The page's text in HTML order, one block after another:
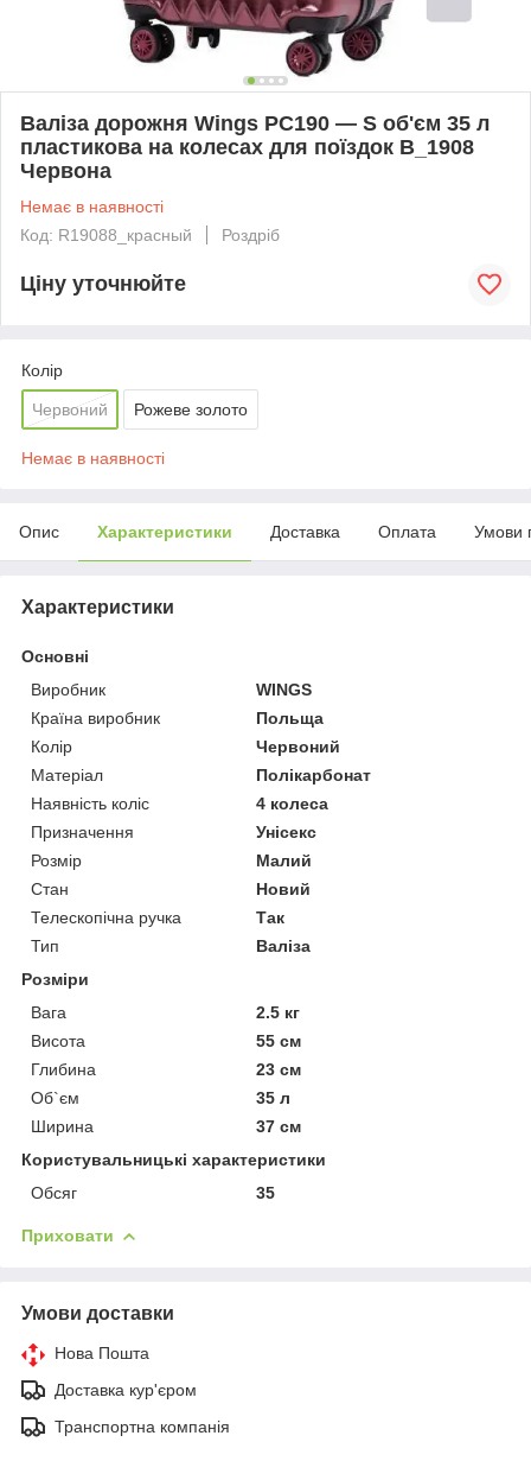
Валіза дорожня Wings PC190 — S об'єм 35 л
пластикова на колесах для поїздок B_1908
Червона
Немає в наявності
Код: R19088_красный
Роздріб
Ціну уточнюйте
Колір
Червоний Рожеве золото
Немає в наявності
Опис Характеристики Доставка Оплата Умови
Характеристики
Основні
Виробник
WINGS
Країна виробник
Польща
Колір
Червоний
Матеріал
Полікарбонат
Наявність коліс
4 колеса
Призначення
Унісекс
Розмір
Малий
Стан
Новий
Телескопічна ручка
Так
Тип
Валіза
Розміри
Вага
2.5 кг
Висота
55 см
Глибина
23 см
Об`єм
35 л
Ширина
37 см
Користувальницькі характеристики
Обсяг
35
Приховати
Умови доставки
Нова Пошта
Доставка кур'єром
Транспортна компанія